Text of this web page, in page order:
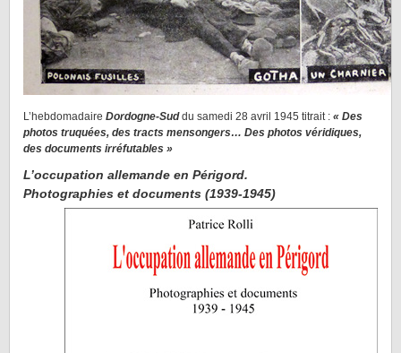
L’hebdomadaire Dordogne-Suddu samedi 28 avril 1945 titrait : « Des
photos truquées, des tracts mensongers… Des photos véridiques,
des documents irréfutables »
L’occupation allemande en Périgord.
Photographies et documents (1939-1945)